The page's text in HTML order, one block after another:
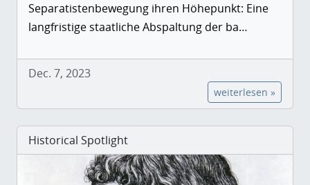
Separatistenbewegung ihren Höhepunkt: Eine
langfristige staatliche Abspaltung der ba…
Dec. 7, 2023
weiterlesen »
Historical Spotlight